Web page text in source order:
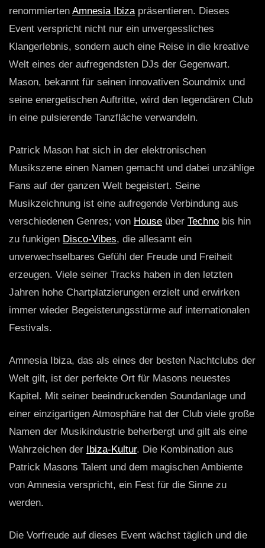
renommierten Amnesia Ibizapräsentieren. Dieses
Event verspricht nicht nur ein unvergessliches
Klangerlebnis, sondern auch eine Reise in die kreative
Welt eines der aufregendsten DJs der Gegenwart.
Mason, bekannt für seinen innovativen Soundmix und
seine energetischen Auftritte, wird den legendären Club
in eine pulsierende Tanzfläche verwandeln.
Patrick Mason hat sich in der elektronischen
Musikszene einen Namen gemacht und dabei unzählige
Fans auf der ganzen Welt begeistert. Seine
Musikzeichnung ist eine aufregende Verbindung aus
verschiedenen Genres; von House über Techno bis hin
zu funkigen Disco-Vibes, die allesamt ein
unverwechselbares Gefühl der Freude und Freiheit
erzeugen. Viele seiner Tracks haben in den letzten
Jahren hohe Chartplatzierungen erzielt und erwirken
immer wieder Begeisterungsstürme auf internationalen
Festivals.
Amnesia Ibiza, das als eines der besten Nachtclubs der
Welt gilt, ist der perfekte Ort für Masons neuestes
Kapitel. Mit seiner beeindruckenden Soundanlage und
einer einzigartigen Atmosphäre hat der Club viele große
Namen der Musikindustrie beherbergt und gilt als eine
Wahrzeichen der Ibiza-Kultur. Die Kombination aus
Patrick Masons Talent und dem magischen Ambiente
von Amnesia verspricht, ein Fest für die Sinne zu
werden.
Die Vorfreude auf dieses Event wächst täglich und die